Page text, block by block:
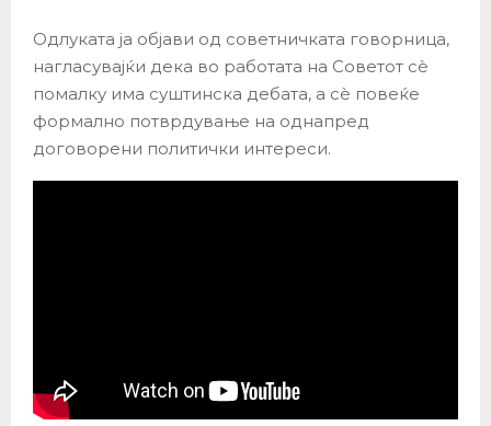
Одлуката ја објави од советничката говорница,
нагласувајќи дека во работата на Советот сè
помалку има суштинска дебата, а сè повеќе
формално потврдување на однапред
договорени политички интереси.